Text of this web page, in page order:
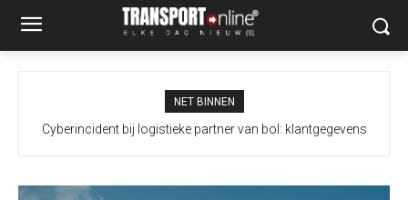
NET BINNEN
Cyberincident bij logistieke partner van bol: klantgegevens
Duitse politie bevestigt: gevonden drone op luchthaven Leipzig